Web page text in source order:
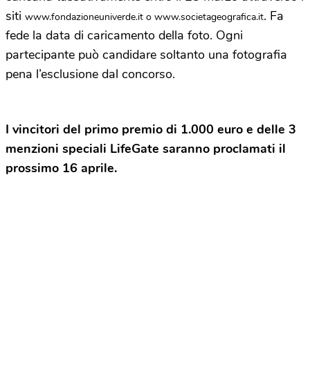
siti www.fondazioneuniverde.it o www.societageografica.it. Fa
fede la data di caricamento della foto. Ogni
partecipante può candidare soltanto una fotografia
pena l’esclusione dal concorso.
I vincitori del primo premio di 1.000 euro e delle 3
menzioni speciali LifeGate saranno proclamati il
prossimo 16 aprile.